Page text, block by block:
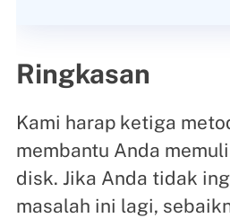
Ringkasan
Kami harap ketiga
membantu Anda
disk. Jika Anda tidak
masalah ini lagi,